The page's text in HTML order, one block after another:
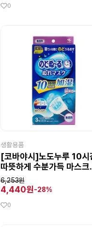
0
생활용품
[코바야시]노도누루 10시
따뜻하게 수분가득 마스크
수면용 무향 3장
6,253원
4,440원-28%
0